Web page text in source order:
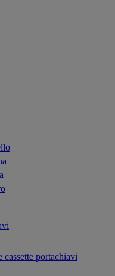
cassette portachiavi